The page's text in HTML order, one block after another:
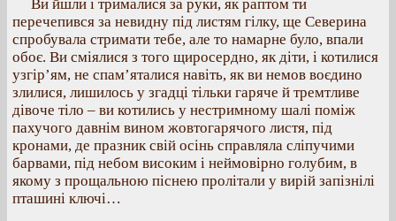
Ви йшли і трималися за руки, як раптом ти
перечепився за невидну під листям гілку, ще Северина
спробувала стримати тебе, але то намарне було, впали
обоє. Ви сміялися з того щиросердно, як діти, і котилися
узгір’ям, не спам’яталися навіть, як ви немов воєдино
злилися, лишилось у згадці тільки гаряче й тремтливе
дівоче тіло – ви котились у нестримному шалі поміж
пахучого давнім вином жовтогарячого листя, під
кронами, де празник свій осінь справляла сліпучими
барвами, під небом високим і неймовірно голубим, в
якому з прощальною піснею пролітали у вирій запізнілі
пташині ключі…